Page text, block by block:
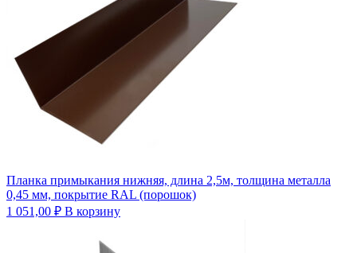
Планка примыкания нижняя, длина 2,5м, толщина металла
0,45 мм, покрытие RAL (порошок)
1 051,00 ₽ В корзину